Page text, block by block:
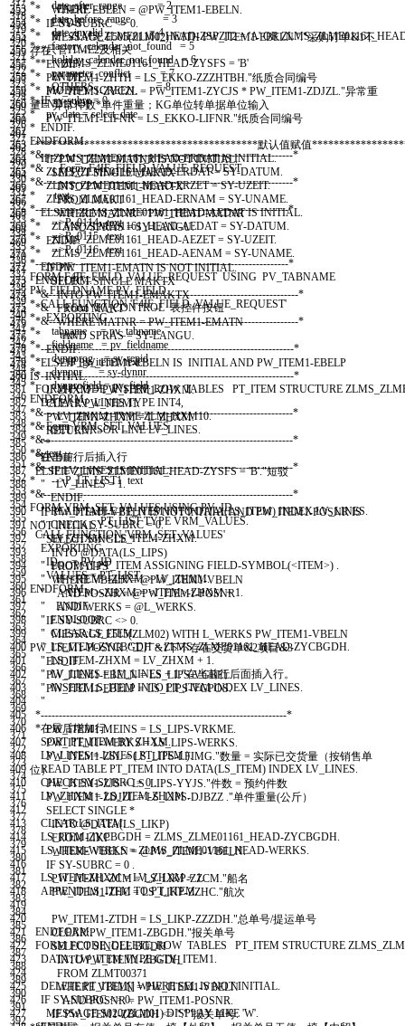
452
453
454
455
456
457
458
459
460
461
462
463
464
465
466
467
468
469
470
471
472
473
474
475
476
477
478
479
* date_after_range = 2
* date_before_range = 3
* date_invalid = 4
* factory_calendar_not_found = 5
* holiday_calendar_not_found = 6
* parameter_conflict = 7
* OTHERS = 8.
* IF sy-subrc = 0.
* pv_date = select_date.
* ENDIF.
ENDFORM.
*&---------------------------------------------------------------------*
*& Form F4IF_FIELD_VALUE_REQUEST
*&---------------------------------------------------------------------*
* text
*----------------------------------------------------------------------*
* -->P_0114 text
* -->P_0115 text
* -->P_0116 text
*----------------------------------------------------------------------*
FORM F4IF_FIELD_VALUE_REQUEST USING PV TABNAME
PV_FIELDNAME PV_FIELD.
* CALL FUNCTION 'F4IF_FIELD_VALUE_REQUEST'
* EXPORTING
* tabname = pv_tabname
* fieldname = pv_fieldname
* dynpprog = sy-repid
* dynpnr = sy-dynnr
* dynprofield = pv_field.
ENDFORM.
*&---------------------------------------------------------------------*
*& Form VRM_SET_VALUES
*&---------------------------------------------------------------------*
*& text
*&---------------------------------------------------------------------*
* -->P_LT_LIST1 text
*&---------------------------------------------------------------------*
FORM VRM_SET_VALUES USING PV_ID
PT_LIST TYPE VRM VALUES.
CALL FUNCTION 'VRM_SET_VALUES'
EXPORTING
ID
= PV_ID
VALUES = PT_LIST.
ENDFORM.
353
354
355
356
357
358
359
360
361
362
363
364
365
366
367
368
369
370
371
372
373
374
375
376
377
378
379
380
381
382
383
384
385
386
387
388
389
390
391
392
393
394
395
396
397
398
399
400
401
402
403
404
405
406
407
408
409
410
411
412
413
414
415
416
417
418
419
420
421
422
423
424
425
426
427
* ENDIF.
* ENDIF.
* IF ZLMS_ZLME01161_HEAD-ZSPZT2 = 'A' OR
**只管ITME2及相关
** ZLMS_ZLME01161_HEAD-ZYSFS = 'B'
* ENDIF.
* MODIFY SCREEN.
*ENDLOOP.
*****************************************默认值赋值
IF ZLMS_ZLME01161_HEAD-ERDAT IS INITIAL.
ZLMS_ZLME01161_HEAD-ERDAT = SY-DATUM
ZLMS_ZLME01161_HEAD-ERZET = SY-UZEIT.
ZLMS_ZLME01161 HEAD-ERNAM = SY-UNAME
ELSEIF ZLMS_ZLME01161_HEAD-AEDAT IS INITIAL
* ZLMS_ZLME01161_HEAD-AEDAT = SY-DATUM.
* ZLMS_ZLME01161_HEAD-AEZET = SY-UZEIT.
* ZLMS_ZLME01161_HEAD-AENAM = SY-UNAME.
ENDIF.
ENDFORM.
*&---------------------------------------------------------------------*
*& Form TC_CONTROL 表控件按钮
*&---------------------------------------------------------------------*
* text
*----------------------------------------------------------------------*
* -->P_gt_item1 text
*----------------------------------------------------------------------*
FORM FCODE_INSERT_ROW TABLES PT_ ITEM STRUCTURE ZLMS
DATA: LV_LINES TYPE INT4
LV_ZHXM TYPE ZLM_HXM10.
" GET CURSOR LINE LV_LINES.
"*
*在当前行后插入行
" IF LV_LINES IS INITIAL.
" LV_LINES = 1.
" ENDIF.
" READ TABLE PT_ITEM INTO DATA(LS_ITEM) INDEX LV_LINES.
" CHECK SY-SUBRC = 0.
" LV_ZHXM = LS_ITEM-ZHXM.
" LOOP AT PT_ITEM ASSIGNING FIELD-SYMBOL(<ITEM>) .
" IF <ITEM>-ZHXM > LV_ZHXM.
" <ITEM>-ZHXM = <ITEM>-ZHXM + 1.
" ENDIF.
" ENDLOOP.
" CLEAR:LS_ITEM.
" LS_ITEM-ZYCBGDH = ZLMS_ZLME01161_HEAD-ZYCBGDH.
" LS_ITEM-ZHXM = LV_ZHXM + 1.
" LV_LINES = LV_LINES + 1."在当前行后面插入行。
" INSERT LS_ITEM INTO PT_ITEM INDEX LV_LINES.
"
*--------------------------------------------------------------------*
*在最后增加行.
SORT PT_ITEM BY ZHXM
LV_LINES = LINES( PT_ITEM ).
READ TABLE PT_ ITEM INTO DATA(LS ITEM) INDEX LV LINES
CHECK SY-SUBRC = 0
LV_ZHXM = LS_ITEM-ZHXM .
CLEAR:LS_ITEM.
LS_ITEM-ZYCBGDH = ZLMS ZLME01161 HEAD-ZYCBGDH
LS_ITEM-WERKS = ZLMS _ZLME01161_HEAD-WERKS
LS_ITEM-ZHXM = LV_ZHXM + 1.
APPEND LS_ITEM TO PT_ITEM.
ENDFORM.
FORM FCODE_DELETE_ROW TABLES PT_ ITEM STRUCTURE ZLMS
DATA: LW_ITEM TYPE GTY_ITEM1
DELETE PT_ITEM[] WHERE SEL IS NOT INITIAL
IF SY-SUBRC <> 0.
MESSAGE S020(ZLM01) DISPLAY LIKE 'W'
317
318
319
320
321
322
323
324
325
326
327
328
329
330
331
332
333
334
335
336
337
338
339
340
341
342
343
344
345
346
347
348
349
350
351
352
353
354
355
356
357
358
359
360
361
362
363
364
365
366
367
368
369
370
371
372
373
374
375
376
377
378
379
380
381
382
383
384
385
386
387
388
389
390
391
392
WHERE EBELN = @PW_ITEM1-EBELN.
IF SY-SUBRC <> 0.
MESSAGE E505(ZLM02) WITH PW_ITEM1-EBELN ''."采购订单&1不
存在
ENDIF.
PW_ITEM1-ZHTH = LS _EKKO-ZZZHTBH."纸质合同编号
PW_ITEM1-ZYCZL = PW_ITEM1-ZYCJS * PW_ ITEM1-ZDJZL."异常重
量 = 异常件数*单件重量；KG单位转单据单位输入
PW_ITEM1-LIFNR = LS EKKO-LIFNR."纸质合同编号
IF PW_ITEM1-MATNR IS NOT INITIAL.
SELECT SINGLE MAKTX
INTO PW_ITEM1-MAKTX
FROM MAKT
WHERE MATNR = PW_ITEM1-MATNR
AND SPRAS = SY-LANGU.
ENDIF.
IF PW_ITEM1-EMATN IS NOT INITIAL.
SELECT SINGLE MAKTX
INTO PW_ITEM1-EMAKTX
FROM MAKT
WHERE MATNR = PW_ITEM1-EMATN
AND SPRAS = SY-LANGU.
ENDIF.
ELSEIF PW_ITEM1-EBELN IS INITIALAND PW_ ITEM1-EBELP
IS INITIAL.
L_ZHXM = PW_ITEM1-ZHXM.
CLEAR:PW_ITEM1.
PW_ITEM1-ZHXM = L_ZHXM.
RETURN.
ENDIF.
ELSEIF ZLMS_ZLME01161_HEAD-ZYSFS = 'B'."短驳
IF PW_ITEM1-VBELN IS NOT INITIALAND PW_ITEM1-POSNR IS
NOT INITIAL.
SELECT SINGLE *
INTO @DATA(LS LIPS)
FROM LIPS
WHERE VBELN = @PW_ ITEM1-VBELN
AND POSNR = @PW_ITEM1-POSNR
AND WERKS = @L WERKS.
IF SY-SUBRC <> 0.
MESSAGE E515(ZLM02) WITH L WERKS PW_ ITEM1-VBELN
PW_ITEM1-POSNR ."工厂&1下不存在交货单&2项目&3
ENDIF.
PW_ ITEM1-EBELN = LS _LIPS-VGBEL.
PW_ITEM1-EBELP = LS_LIPS-VGPOS.
PW_ITEM1-MEINS = LS LIPS-VRKME.
PW_ITEM1-WERKS = LS_LIPS-WERKS.
PW_ITEM1-ZSL = LS_LIPS-LFIMG."数量 = 实际已交货量（按销售单
位）
PW_ITEM1-ZJS = LS_LIPS-YYJS."件数 = 预约件数
PW_ITEM1-ZDJZL = LS_LIPS-DJBZZ ."单件重量(公斤）
SELECT SINGLE *
INTO @DATA(LS LIKP)
FROM LIKP
WHERE VBELN = @PW_ ITEM1-VBELN.
IF SY-SUBRC = 0 .
PW_ITEM1-ZCM = LS_LIKP-ZZCM."船名
PW_ITEM1-ZHC = LS_LIKP-ZZHC."航次
PW_ ITEM1-ZTDH = LS LIKP-ZZZDH."总单号/提运单号
CLEAR:PW_ ITEM1-ZBGDH."报关单号
SELECT SINGLE BGDH
INTO PW_ITEM1-ZBGDH
FROM ZLMT00371
WHERE VBELN = PW_ITEM1-VBELN
AND POSNR = PW_ ITEM1-POSNR.
IF PW_ITEM1-ZBGDH <> ''.""报关单号.